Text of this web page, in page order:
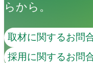
らから。
取材に関するお問
採用に関するお問